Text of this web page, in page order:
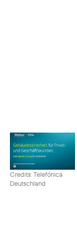
Credits: Telefónica
Deutschland